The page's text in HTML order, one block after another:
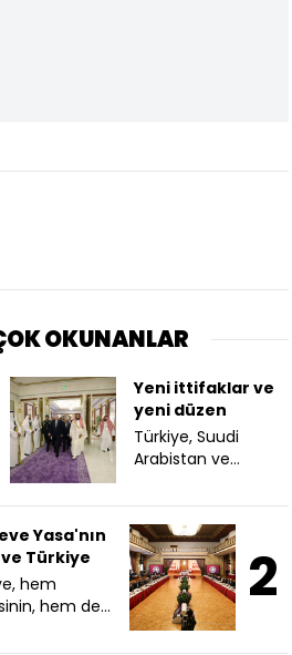
OKUNANLAR
Yeni ittifaklar ve
yeni düzen
Türkiye, Suudi
Arabistan ve
imzalanan
savunma
anlaşması, İran
Savaşı ile birlikte
ortaya çıkan yeni
dinamiklerin ve
arayışların sonucu
2
Yasa'nın
Türkiye
hem
hem de
bir